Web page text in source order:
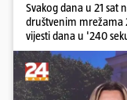
Svakog dana u 21 sat
društvenim mrežama
vijesti dana u '240
Krnetić: Lika teško
poginulih u nesreći u
Žabna, Borba za život
otkaz...